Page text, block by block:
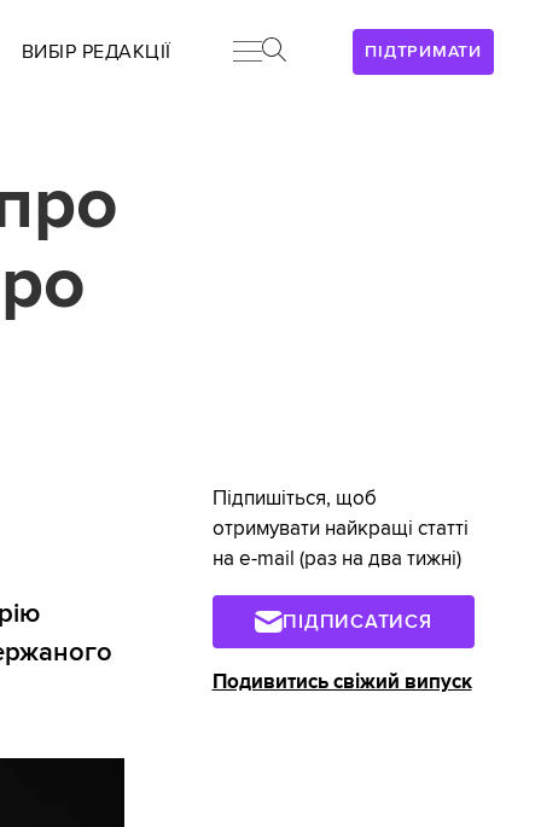
ПІДТРИМАТИ
ВИБІР РЕДАКЦІЇ
Підпишіться, щоб
отримувати найкращі статті
на e-mail (раз на два тижні)
ПІДПИСАТИСЯ
Подивитись свіжий випуск